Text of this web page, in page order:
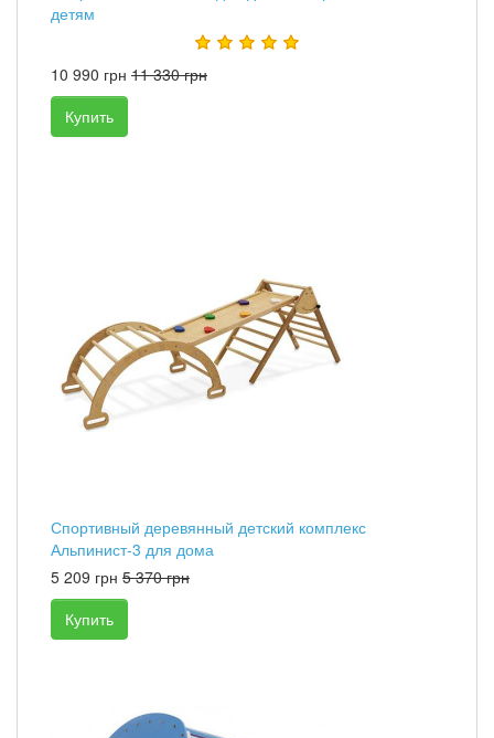
детям
10 990 грн 11 330 грн
Купить
Спортивный деревянный детский комплекс
Альпинист-3 для дома
5 209 грн 5 370 грн
Купить